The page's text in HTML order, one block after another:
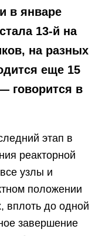
в январе
13-й на
на разных
еще 15
говорится в
этап в
реакторной
узлы и
положении
вплоть до одной
завершение